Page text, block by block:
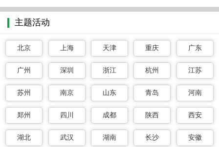
主题活动
北京 上海 天津 重庆 广东
广州 深圳 浙江 杭州 江苏
苏州 南京 山东 青岛 河南
郑州 四川 成都 陕西 西安
湖北 武汉 湖南 长沙 安徽